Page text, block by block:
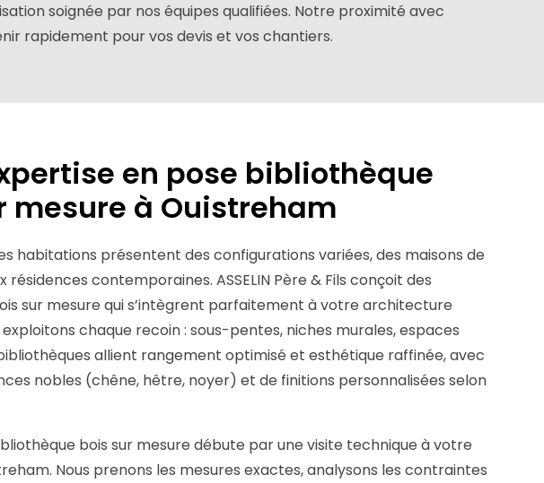
soignée par nos équipes qualifiées. Notre proximité avec
rapidement pour vos devis et vos chantiers.
en pose bibliothèque
mesure à Ouistreham
habitations présentent des configurations variées, des maisons de
résidences contemporaines. ASSELIN Père & Fils conçoit des
sur mesure qui s’intègrent parfaitement à votre architecture
chaque recoin : sous-pentes, niches murales, espaces
allient rangement optimisé et esthétique raffinée, avec
nobles (chêne, hêtre, noyer) et de finitions personnalisées selon
bois sur mesure débute par une visite technique à votre
Nous prenons les mesures exactes, analysons les contraintes